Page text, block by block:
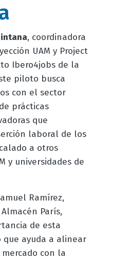
, coordinadora
UAM y Project
Ibero4jobs de la
piloto busca
con el sector
prácticas
que
laboral de los
a otros
y universidades de
Ramírez,
París,
de esta
que ayuda a alinear
con la